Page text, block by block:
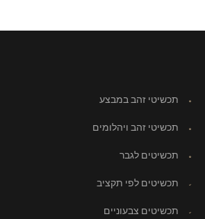
תכשיטי זהב במבצע
תכשיטי זהב ויהלומים
תכשיטים לגבר
תכשיטים לפי תקציב
תכשיטים צבעוניים